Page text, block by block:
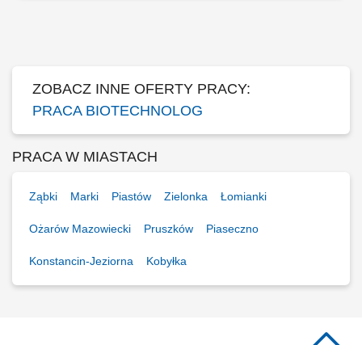
ZOBACZ INNE OFERTY PRACY:
PRACA BIOTECHNOLOG
PRACA W MIASTACH
Ząbki Marki Piastów Zielonka Łomianki
Ożarów Mazowiecki Pruszków Piaseczno
Konstancin-Jeziorna Kobyłka